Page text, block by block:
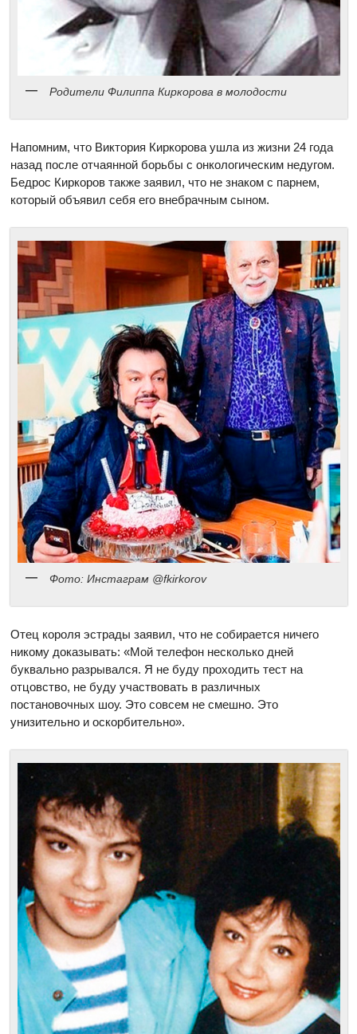
Родители Филиппа Киркорова в молодости
Напомним, что Виктория Киркорова ушла из жизни 24 года
назад после отчаянной борьбы с онкологическим недугом.
Бедрос Киркоров также заявил, что не знаком с парнем,
который объявил себя его внебрачным сыном.
Фото: Инстаграм @fkirkorov
Отец короля эстрады заявил, что не собирается ничего
никому доказывать: «Мой телефон несколько дней
буквально разрывался. Я не буду проходить тест на
отцовство, не буду участвовать в различных
постановочных шоу. Это совсем не смешно. Это
унизительно и оскорбительно».